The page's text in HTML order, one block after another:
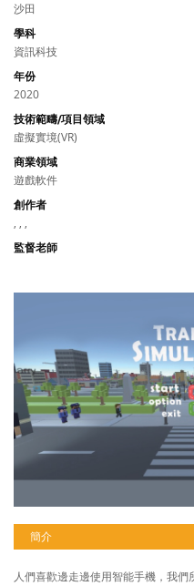
沙田
學科
資訊科技
年份
2020
技術範疇/項目領域
虛擬實境(VR)
商業領域
遊戲軟件
創作者
, , ,
監督老師
簡介
人們喜歡邊走邊使用智能手機，我